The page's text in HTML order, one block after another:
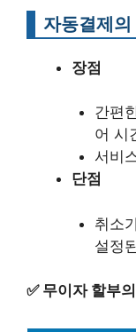
자동결제
장점
간편
어 시
서비
단점
취소
설정
✅ 무이자 할부